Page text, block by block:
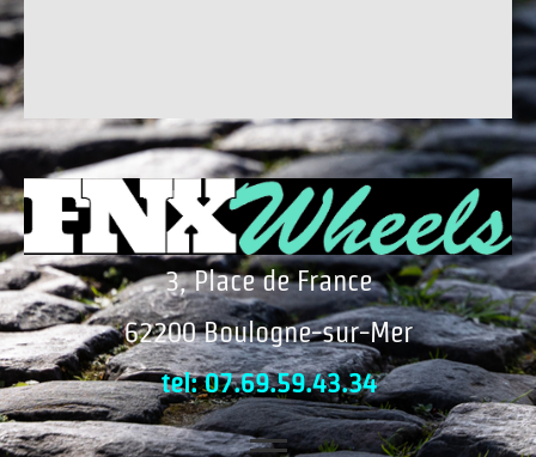
3, Place de France
62200 Boulogne-sur-Mer
tel: 07.69.59.43.34